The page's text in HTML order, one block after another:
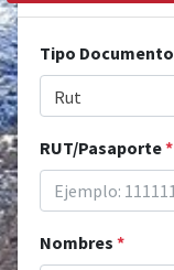
Tipo Documento
Rut
RUT/Pasaporte*
Nombres *